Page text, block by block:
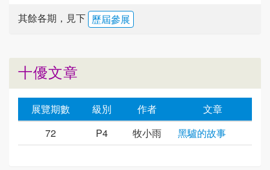
其餘各期，見下 歷屆參展
十優文章
展覽期數 級別 作者
文章
72
P4 牧小雨 黑驢的故事